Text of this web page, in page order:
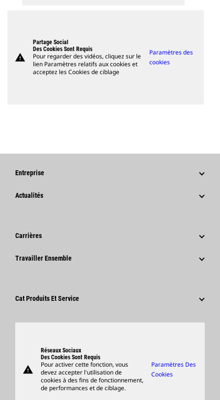
warning
Partage Social
Des Cookies Sont Requis
Pour regarder des vidéos, cliquez sur le
lien Paramètres relatifs aux cookies et
acceptez les Cookies de ciblage
Paramètres des
cookies
Entreprise
Stratégie
Code De Conduite
Innovation
Actualités
Communiqués De Presse De L'entreprise
Carrières
Pourquoi Choisir Caterpillar ?
Travailler Ensemble
Fournisseurs
Cat Produits Et Service
Support
Merchandise
Rechercher Un Concessionnaire
warning
Réseaux Sociaux
Des Cookies Sont Requis
Pour activer cette fonction, vous
devez accepter l'utilisation de
cookies à des fins de fonctionnement,
de performances et de ciblage.
Paramètres Des
Cookies